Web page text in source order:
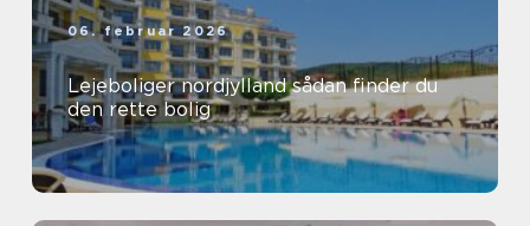
06. februar 2026
Lejeboliger nordjylland sådan finder du
den rette bolig